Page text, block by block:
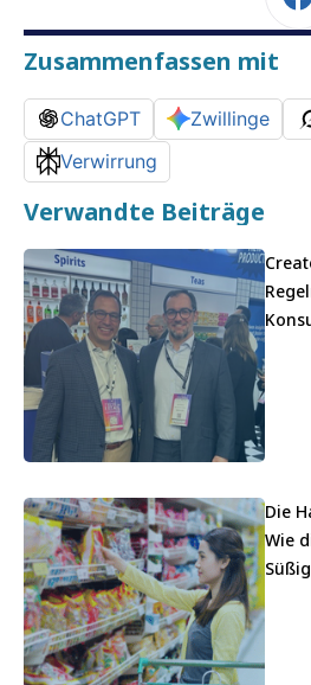
Zusammenfassen mit
ChatGPT Zwillinge
Verwirrung
Verwandte Beiträge
Die
Wie